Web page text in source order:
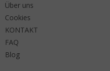
Über uns
Cookies
KONTAKT
FAQ
Blog